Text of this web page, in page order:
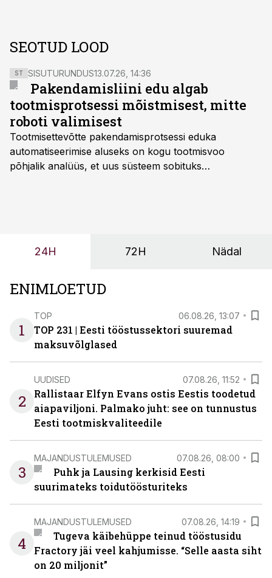
SEOTUD LOOD
ST SISUTURUNDUS13.07.26, 14:36
Pakendamisliini edu algab
tootmisprotsessi mõistmisest, mitte
roboti valimisest
Tootmisettevõtte pakendamisprotsessi eduka
automatiseerimise aluseks on kogu tootmisvoo
põhjalik analüüs, et uus süsteem sobituks
OÜ tegevjuht Sander Mitendorf.
24H 72H Nädal
ENIMLOETUD
1
TOP 06.08.26, 13:07
TOP 231 | Eesti tööstussektori suuremad
maksuvõlglased
2
UUDISED 07.08.26, 11:52
Rallistaar Elfyn Evans ostis Eestis toodetud
aiapaviljoni. Palmako juht: see on tunnustus
Eesti tootmiskvaliteedile
3
MAJANDUSTULEMUSED 07.08.26, 08:00
Puhk ja Lausing kerkisid Eesti
suurimateks toidutöösturiteks
4
MAJANDUSTULEMUSED 07.08.26, 14:19
Tugeva käibehüppe teinud tööstusidu
Fractory jäi veel kahjumisse. “Selle aasta siht
on 20 miljonit”